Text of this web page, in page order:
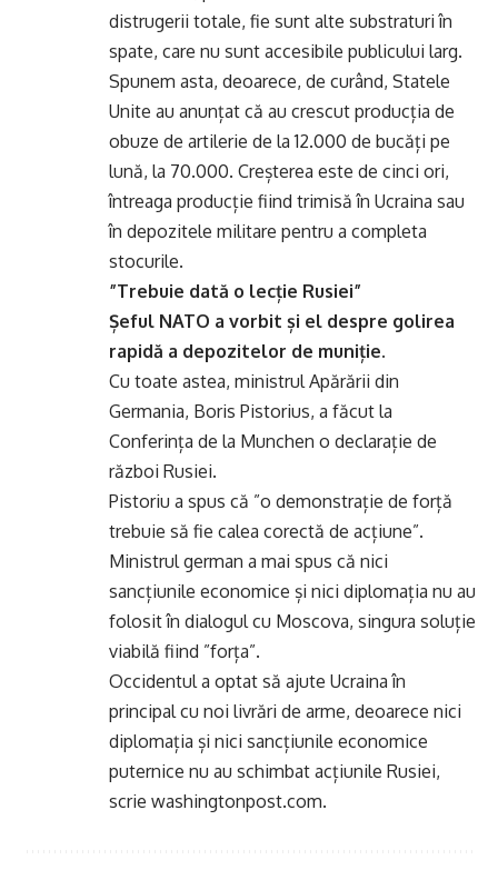
distrugerii totale, fie sunt alte substraturi în
spate, care nu sunt accesibile publicului larg.
Spunem asta, deoarece, de curând, Statele
Unite au anunțat că au crescut producția de
obuze de artilerie de la 12.000 de bucăți pe
lună, la 70.000. Creșterea este de cinci ori,
întreaga producție fiind trimisă în Ucraina sau
în depozitele militare pentru a completa
stocurile.
”Trebuie dată o lecție Rusiei”
Șeful NATO a vorbit și el despre golirea
rapidă a depozitelor de muniție.
Cu toate astea, ministrul Apărării din
Germania, Boris Pistorius, a făcut la
Conferința de la Munchen o declarație de
război Rusiei.
Pistoriu a spus că ”o demonstrație de forță
trebuie să fie calea corectă de acțiune”.
Ministrul german a mai spus că nici
sancțiunile economice și nici diplomația nu au
folosit în dialogul cu Moscova, singura soluție
viabilă fiind ”forța”.
Occidentul a optat să ajute Ucraina în
principal cu noi livrări de arme, deoarece nici
diplomația și nici sancțiunile economice
puternice nu au schimbat acțiunile Rusiei,
scrie washingtonpost.com.